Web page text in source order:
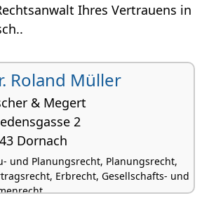
Ihres Vertrauens in
Roland Müller
& Megert
2
Dornach
und Planungsrecht, Planungsrecht,
Erbrecht, Gesellschafts- und